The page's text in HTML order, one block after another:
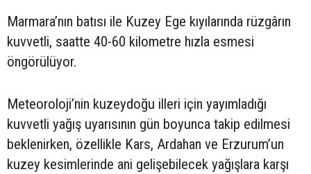
Marmara’nın batısı ile Kuzey Ege kıyılarında rüzgârın
kuvvetli, saatte 40-60 kilometre hızla esmesi
öngörülüyor.
Meteoroloji’nin kuzeydoğu illeri için yayımladığı
kuvvetli yağış uyarısının gün boyunca takip edilmesi
beklenirken, özellikle Kars, Ardahan ve Erzurum’un
kuzey kesimlerinde ani gelişebilecek yağışlara karşı